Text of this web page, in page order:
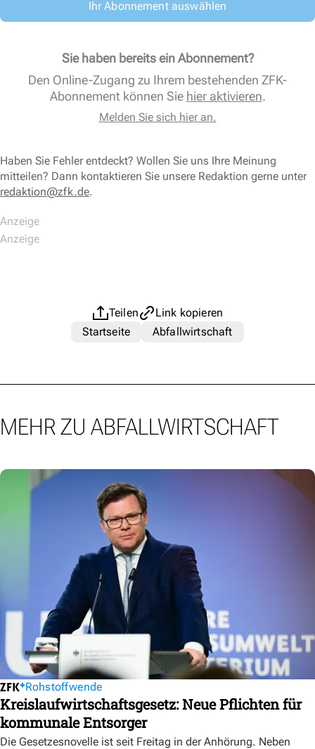
Ihr Abonnement auswählen
Sie haben bereits ein Abonnement?
Den Online-Zugang zu Ihrem bestehenden ZFK-
Abonnement können Sie hier aktivieren.
Melden Sie sich hier an.
Haben Sie Fehler entdeckt? Wollen Sie uns Ihre Meinung
mitteilen? Dann kontaktieren Sie unsere Redaktion gerne unter
redaktion@zfk.de.
Teilen
Link kopieren
Startseite
Abfallwirtschaft
MEHR ZU ABFALLWIRTSCHAFT
Rohstoffwende
Kreislaufwirtschaftsgesetz: Neue Pflichten für
kommunale Entsorger
Die Gesetzesnovelle ist seit Freitag in der Anhörung. Neben